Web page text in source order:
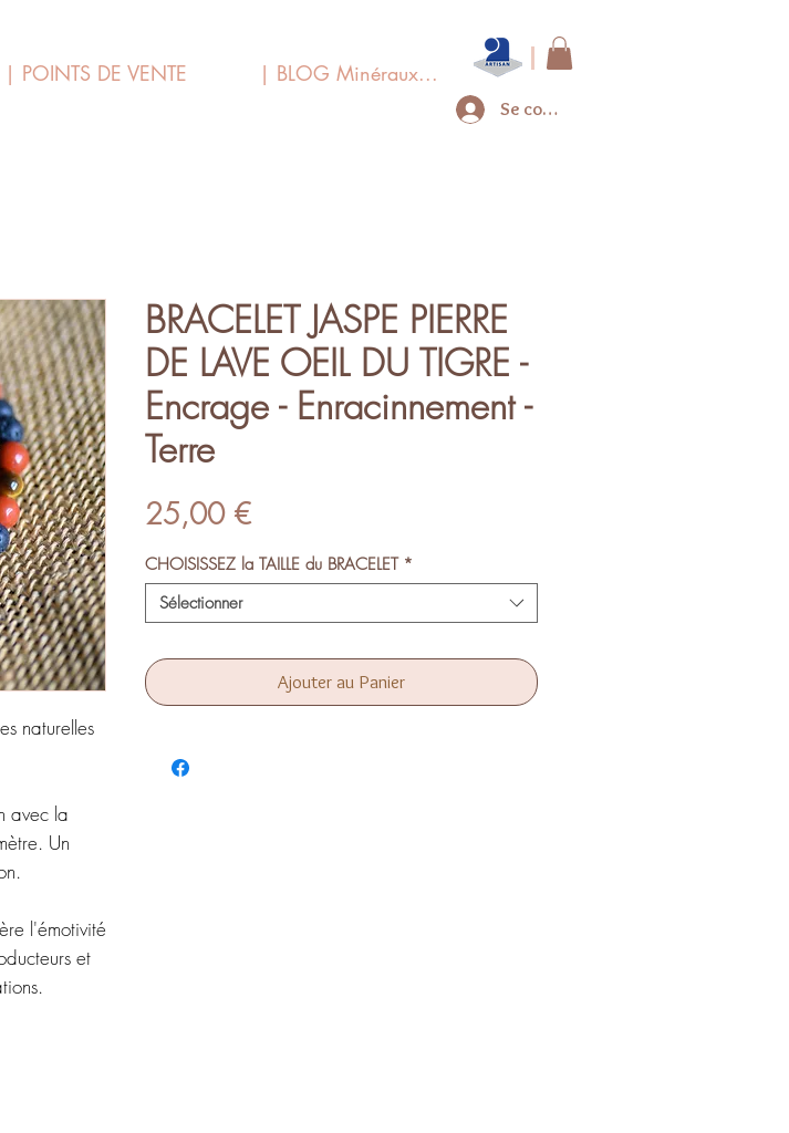
| POINTS DE VENTE | BLOG Minéraux...
Se connecter
naturelles
avec la
Un
l'émotivité
et
BRACELET JASPE PIERRE
DE LAVE OEIL DU TIGRE -
Encrage - Enracinnement -
Terre
25,00 €Prix
CHOISISSEZ la TAILLE du BRACELET *
Sélectionner
Ajouter au Panier